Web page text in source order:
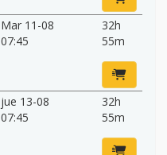
Mar 11-08
07:45
32h
55m
jue 13-08
07:45
32h
55m